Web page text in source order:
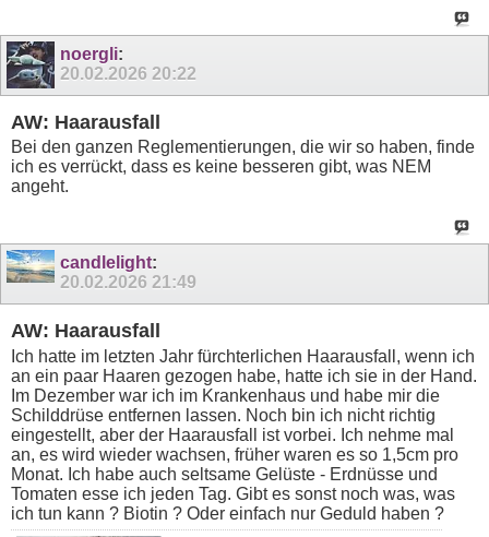
noergli:
20.02.2026 20:22
AW: Haarausfall
Bei den ganzen Reglementierungen, die wir so haben, finde
ich es verrückt, dass es keine besseren gibt, was NEM
angeht.
candlelight:
20.02.2026 21:49
AW: Haarausfall
Ich hatte im letzten Jahr fürchterlichen Haarausfall, wenn ich
an ein paar Haaren gezogen habe, hatte ich sie in der Hand.
Im Dezember war ich im Krankenhaus und habe mir die
Schilddrüse entfernen lassen. Noch bin ich nicht richtig
eingestellt, aber der Haarausfall ist vorbei. Ich nehme mal
an, es wird wieder wachsen, früher waren es so 1,5cm pro
Monat. Ich habe auch seltsame Gelüste - Erdnüsse und
Tomaten esse ich jeden Tag. Gibt es sonst noch was, was
ich tun kann ? Biotin ? Oder einfach nur Geduld haben ?